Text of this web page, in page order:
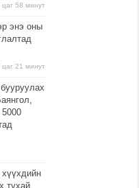
58 минут
энэ оны
21 минут
5000
тухай